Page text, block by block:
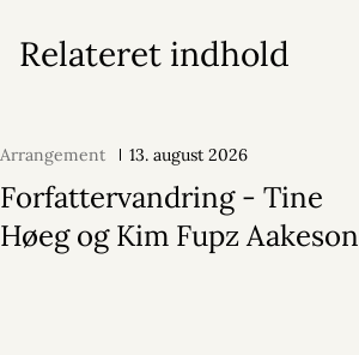
Relateret indhold
Arrangement 13. august 2026
Forfattervandring - Tine
Høeg og Kim Fupz Aakeson